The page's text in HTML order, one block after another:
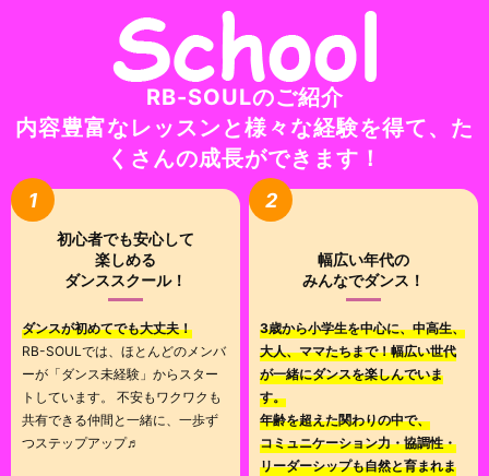
RB-SOULのご紹介
内容豊富なレッスンと様々な経験を得て、た
くさんの成長ができます！
1
初心者でも安心して
楽しめる
ダンススクール！
ダンスが初めてでも大丈夫！
RB-SOULでは、ほとんどのメンバ
ーが「ダンス未経験」からスター
トしています。 不安もワクワクも
共有できる仲間と一緒に、一歩ず
つステップアップ♬
2
幅広い年代の
みんなでダンス！
3歳から小学生を中心に、中高生、
大人、ママたちまで！幅広い世代
が一緒にダンスを楽しんでいま
す。
年齢を超えた関わりの中で、
コミュニケーション力・協調性・
リーダーシップも自然と育まれま